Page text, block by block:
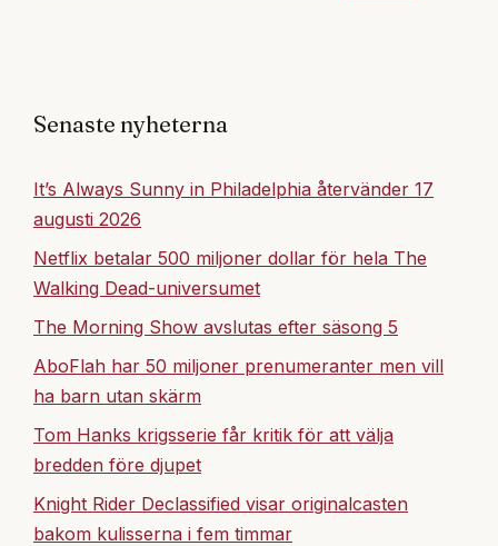
Senaste nyheterna
It’s Always Sunny in Philadelphia återvänder 17
augusti 2026
Netflix betalar 500 miljoner dollar för hela The
Walking Dead-universumet
The Morning Show avslutas efter säsong 5
AboFlah har 50 miljoner prenumeranter men vill
ha barn utan skärm
Tom Hanks krigsserie får kritik för att välja
bredden före djupet
Knight Rider Declassified visar originalcasten
bakom kulisserna i fem timmar